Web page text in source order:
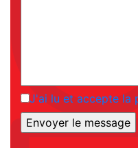
J'ai lu et accepte la